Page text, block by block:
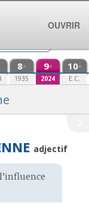
8e
1935
9e
2024
10e
E.C.
adjectif
OUVRIR